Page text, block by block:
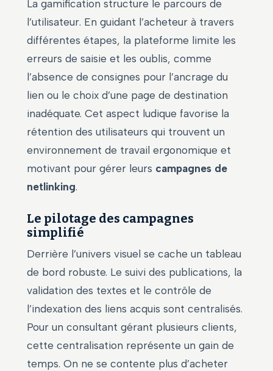
La gamification structure le parcours de
l’utilisateur. En guidant l’acheteur à travers
différentes étapes, la plateforme limite les
erreurs de saisie et les oublis, comme
l’absence de consignes pour l’ancrage du
lien ou le choix d’une page de destination
inadéquate. Cet aspect ludique favorise la
rétention des utilisateurs qui trouvent un
environnement de travail ergonomique et
motivant pour gérer leurs campagnes de
netlinking.
Le pilotage des campagnes
simplifié
Derrière l’univers visuel se cache un tableau
de bord robuste. Le suivi des publications, la
validation des textes et le contrôle de
l’indexation des liens acquis sont centralisés.
Pour un consultant gérant plusieurs clients,
cette centralisation représente un gain de
temps. On ne se contente plus d’acheter